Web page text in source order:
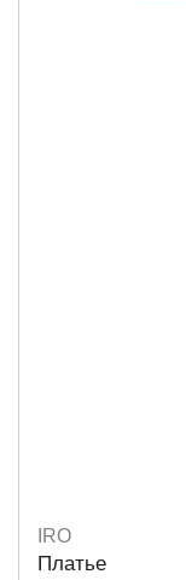
Размеры
IRO
Платье